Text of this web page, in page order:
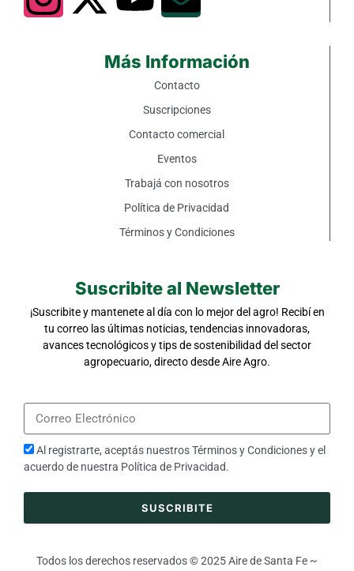
Más Información
Contacto
Suscripciones
Contacto comercial
Eventos
Trabajá con nosotros
Política de Privacidad
Términos y Condiciones
Suscribite al Newsletter
¡Suscribite y mantenete al día con lo mejor del agro! Recibí en
tu correo las últimas noticias, tendencias innovadoras,
avances tecnológicos y tips de sostenibilidad del sector
agropecuario, directo desde Aire Agro.
Al registrarte, aceptás nuestrosTérminos y Condicionesy el
acuerdo de nuestra Política de Privacidad.
SUSCRIBITE
Todos los derechos reservados © 2025 Aire de Santa Fe ~